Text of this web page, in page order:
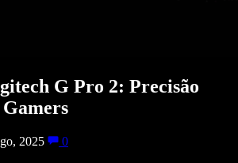
G Pro 2: Precisão
2025
0